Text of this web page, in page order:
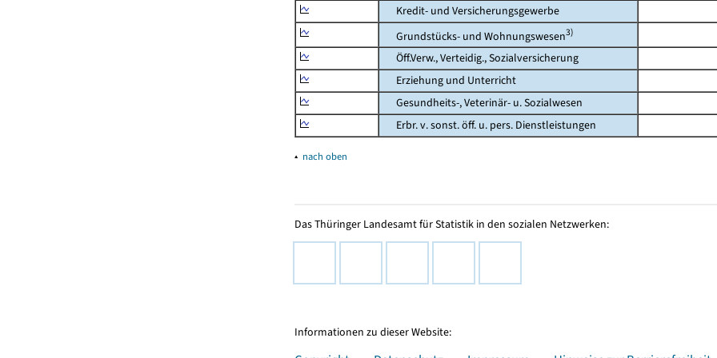
Kredit- und Versicherungsgewerbe
Grundstücks- und Wohnungswesen3)
Öff.Verw., Verteidig., Sozialversicherung
Erziehung und Unterricht
Gesundheits-, Veterinär- u. Sozialwesen
Erbr. v. sonst. öff. u. pers. Dienstleistungen
▴ nach oben
Das Thüringer Landesamt für Statistik in den sozialen Netzwerken:
Informationen zu dieser Website: